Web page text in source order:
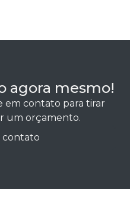
agora mesmo!
em contato para tirar
um orçamento.
contato